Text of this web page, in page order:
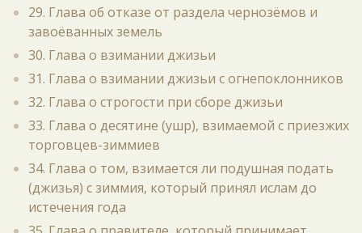
29. Глава об отказе от раздела чернозёмов и
завоёванных земель
30. Глава о взимании джизьи
31. Глава о взимании джизьи с огнепоклонников
32. Глава о строгости при сборе джизьи
33. Глава о десятине (ушр), взимаемой с приезжих
торговцев-зиммиев
34. Глава о том, взимается ли подушная подать
(джизья) с зиммия, который принял ислам до
истечения года